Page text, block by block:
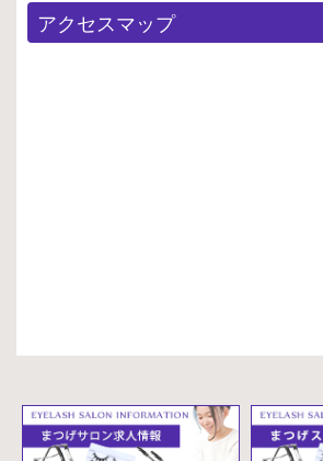
アクセスマップ